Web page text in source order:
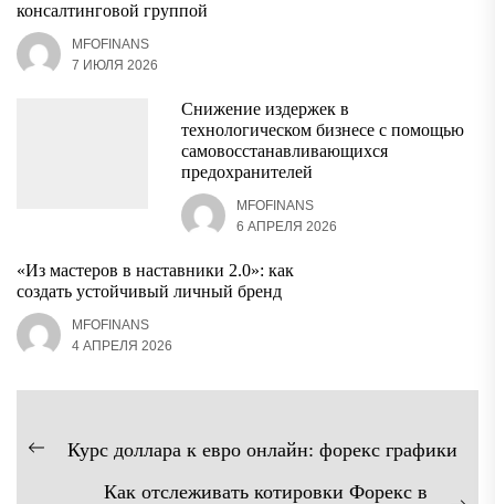
консалтинговой группой
MFOFINANS
7 ИЮЛЯ 2026
Снижение издержек в
технологическом бизнесе с помощью
самовосстанавливающихся
предохранителей
MFOFINANS
6 АПРЕЛЯ 2026
«Из мастеров в наставники 2.0»: как
создать устойчивый личный бренд
MFOFINANS
4 АПРЕЛЯ 2026
Навигация
Предыдущая
Курс доллара к евро онлайн: форекс графики
Как отслеживать котировки Форекс в